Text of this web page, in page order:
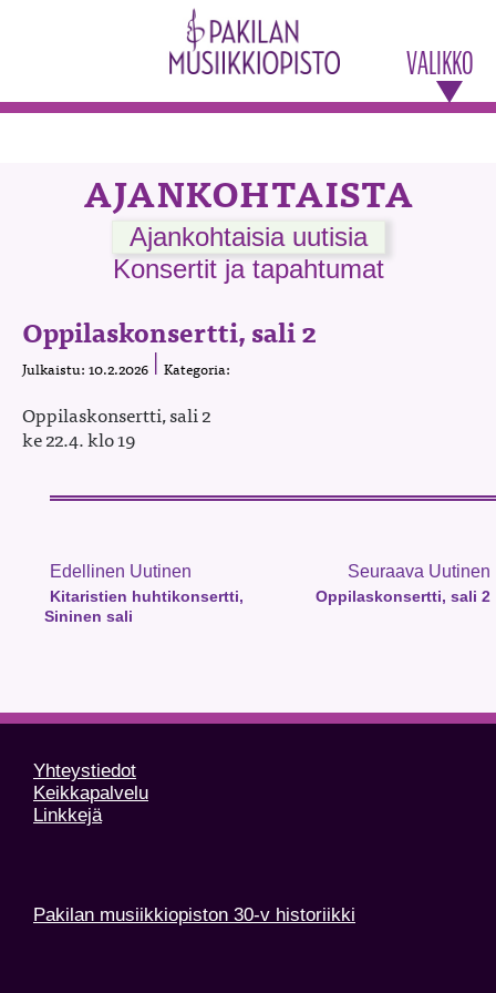
VALIKKO
AJANKOHTAISTA
Ajankohtaisia uutisia
Konsertit ja tapahtumat
Oppilaskonsertti, sali 2
Julkaistu: 10.2.2026 Kategoria:
Oppilaskonsertti, sali 2
ke 22.4. klo 19
Edellinen Uutinen
Kitaristien huhtikonsertti,
Sininen sali
Seuraava Uutinen
Oppilaskonsertti, sali 2
Yhteystiedot
Keikkapalvelu
Linkkejä
Pakilan musiikkiopiston 30-v historiikki